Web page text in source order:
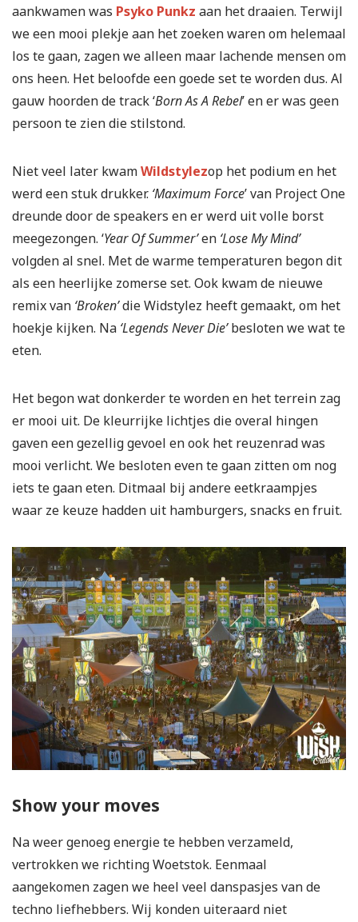
aankwamen was Psyko Punkz aan het draaien. Terwijl
we een mooi plekje aan het zoeken waren om helemaal
los te gaan, zagen we alleen maar lachende mensen om
ons heen. Het beloofde een goede set te worden dus. Al
gauw hoorden de track ‘Born As A Rebel’ en er was geen
persoon te zien die stilstond.
Niet veel later kwamWildstylezop het podium en het
werd een stuk drukker. ‘Maximum Force’ van Project One
dreunde door de speakers en er werd uit volle borst
meegezongen. ‘Year Of Summer’en ‘Lose My Mind’
volgden al snel. Met de warme temperaturen begon dit
als een heerlijke zomerse set. Ook kwam de nieuwe
remix van ‘Broken’die Widstylez heeft gemaakt, om het
hoekje kijken. Na ‘Legends Never Die’besloten we wat te
eten.
Het begon wat donkerder te worden en het terrein zag
er mooi uit. De kleurrijke lichtjes die overal hingen
gaven een gezellig gevoel en ook het reuzenrad was
mooi verlicht. We besloten even te gaan zitten om nog
iets te gaan eten. Ditmaal bij andere eetkraampjes
waar ze keuze hadden uit hamburgers, snacks en fruit.
Show your moves
Na weer genoeg energie te hebben verzameld,
vertrokken we richting Woetstok. Eenmaal
aangekomen zagen we heel veel danspasjes van de
techno liefhebbers. Wij konden uiteraard niet